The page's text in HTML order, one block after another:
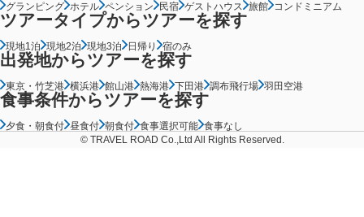
グランピング ホテル ペンション 民宿 ゲストハウス 旅館 コンドミニアム
ツアータイプからツアーを探す
現地1泊 現地2泊 現地3泊 日帰り 宿のみ
出発地からツアーを探す
東京・竹芝港 横浜港 館山港 熱海港 下田港 調布飛行場 羽田空港
食事条件からツアーを探す
夕食・朝食付 昼食付 朝食付 食事選択可能 食事なし
© TRAVEL ROAD Co.,Ltd All Rights Reserved.